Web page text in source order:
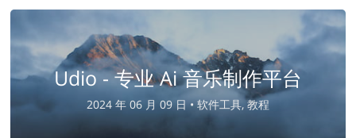
Udio - 专业 Ai 音乐制作平台
2024 年 06 月 09 日 •软件工具, 教程